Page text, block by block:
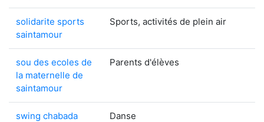
solidarite sports
saintamour
Sports, activités de plein air
sou des ecoles de
la maternelle de
saintamour
Parents d'élèves
swing chabada
Danse